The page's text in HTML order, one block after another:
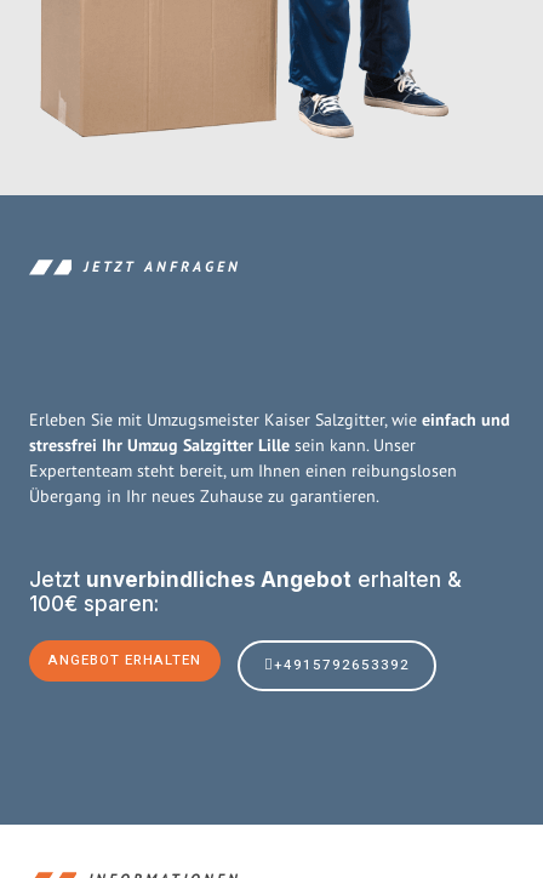
JETZT ANFRAGEN
Erleben Sie mit Umzugsmeister Kaiser Salzgitter, wie einfach und
stressfrei Ihr Umzug Salzgitter Lille sein kann. Unser
Expertenteam steht bereit, um Ihnen einen reibungslosen
Übergang in Ihr neues Zuhause zu garantieren.
Jetzt unverbindliches Angebot erhalten &
100€ sparen:
ANGEBOT ERHALTEN +4915792653392